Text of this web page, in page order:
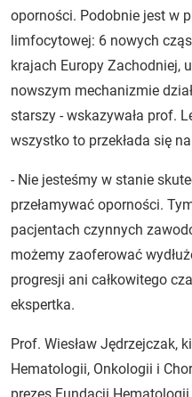
oporności. Podobnie jest w
limfocytowej: 6 nowych
krajach Europy Zachodniej,
nowszym mechanizmie
starszy - wskazywała prof.
wszystko to przekłada się
- Nie jesteśmy w stanie
przełamywać oporności.
pacjentach czynnych
możemy zaoferować
progresji ani całkowitego
ekspertka.
Prof. Wiesław Jędrzejczak,
Hematologii, Onkologii i